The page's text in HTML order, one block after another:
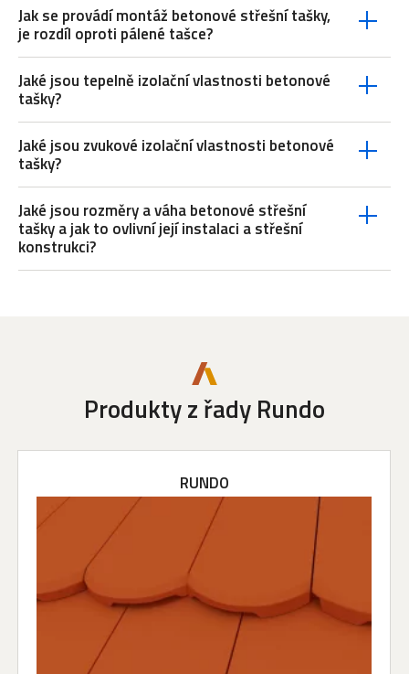
Jak se provádí montáž betonové střešní tašky,
je rozdíl oproti pálené tašce?
Jaké jsou tepelně izolační vlastnosti betonové
tašky?
Jaké jsou zvukové izolační vlastnosti betonové
tašky?
Jaké jsou rozměry a váha betonové střešní
tašky a jak to ovlivní její instalaci a střešní
konstrukci?
Produkty z řady Rundo
RUNDO